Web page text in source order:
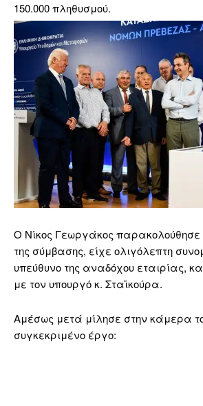
150.000 πληθυσμού.
Ο Νίκος Γεωργάκος
της σύμβασης, είχε ολιγόλεπτη
υπεύθυνο της αναδόχου εταιρίας,
με τον υπουργό κ. Σταϊκούρα.
Αμέσως μετά μίλησε στην κάμερα
συγκεκριμένο έργο: